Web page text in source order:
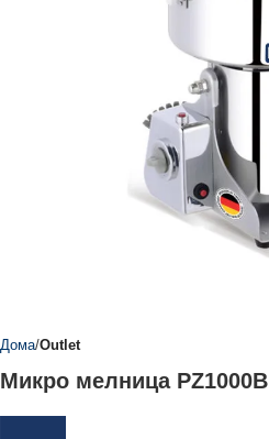
Дома Outlet
Микро мелница PZ1000B